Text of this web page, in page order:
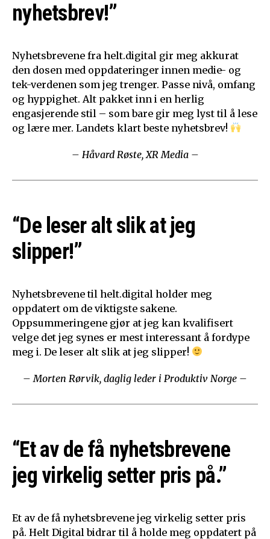
nyhetsbrev!”
Nyhetsbrevene fra helt.digital gir meg akkurat
den dosen med oppdateringer innen medie- og
tek-verdenen som jeg trenger. Passe nivå, omfang
og hyppighet. Alt pakket inn i en herlig
engasjerende stil – som bare gir meg lyst til å lese
og lære mer. Landets klart beste nyhetsbrev!
– Håvard Røste, XR Media –
“De leser alt slik at jeg
slipper!”
Nyhetsbrevene til helt.digital holder meg
oppdatert om de viktigste sakene.
Oppsummeringene gjør at jeg kan kvalifisert
velge det jeg synes er mest interessant å fordype
meg i. De leser alt slik at jeg slipper!
– Morten Rørvik, daglig leder i Produktiv Norge –
“Et av de få nyhetsbrevene
jeg virkelig setter pris på.”
Et av de få nyhetsbrevene jeg virkelig setter pris
på. Helt Digital bidrar til å holde meg oppdatert på